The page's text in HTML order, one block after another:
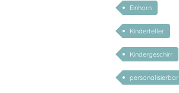
Einhorn
Kinderteller
Kindergeschirr
personalisierbar